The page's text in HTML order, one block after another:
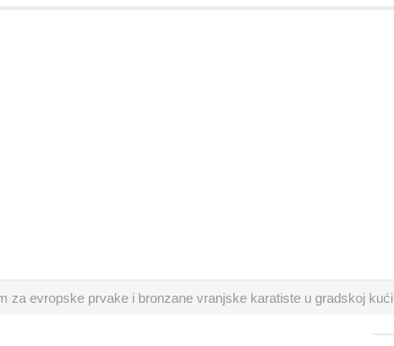
za evropske prvake i bronzane vranjske karatiste u gradskoj kući